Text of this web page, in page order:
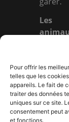
Pour offrir les
telles que les
appareils. Le fait de
traiter des données
uniques sur ce site.
consentement peut
et fonctions.
Les
tenus
sont
par le
& la